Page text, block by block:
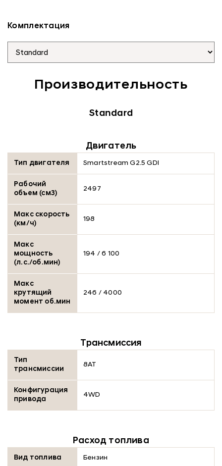
Комплектация
Производительность
Standard
Двигатель
Тип двигателя Smartstream G2.5 GDI
Рабочий
объем (см3)
2497
Макс скорость
(км/ч)
198
Макс
мощность
(л.с./об.мин)
194 / 6 100
Макс
крутящий
момент об.мин
246 / 4000
Трансмиссия
Тип
трансмиссии
8AT
Конфигурация
привода
4WD
Расход топлива
Вид топлива Бензин